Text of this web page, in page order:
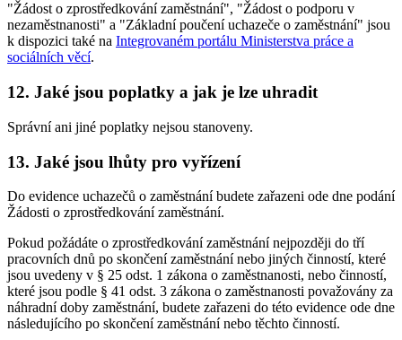
"Žádost o zprostředkování zaměstnání", "Žádost o podporu v
nezaměstnanosti" a "Základní poučení uchazeče o zaměstnání" jsou
k dispozici také na Integrovaném portálu Ministerstva práce a
sociálních věcí.
12. Jaké jsou poplatky a jak je lze uhradit
Správní ani jiné poplatky nejsou stanoveny.
13. Jaké jsou lhůty pro vyřízení
Do evidence uchazečů o zaměstnání budete zařazeni ode dne podání
Žádosti o zprostředkování zaměstnání.
Pokud požádáte o zprostředkování zaměstnání nejpozději do tří
pracovních dnů po skončení zaměstnání nebo jiných činností, které
jsou uvedeny v § 25 odst. 1 zákona o zaměstnanosti, nebo činností,
které jsou podle § 41 odst. 3 zákona o zaměstnanosti považovány za
náhradní doby zaměstnání, budete zařazeni do této evidence ode dne
následujícího po skončení zaměstnání nebo těchto činností.